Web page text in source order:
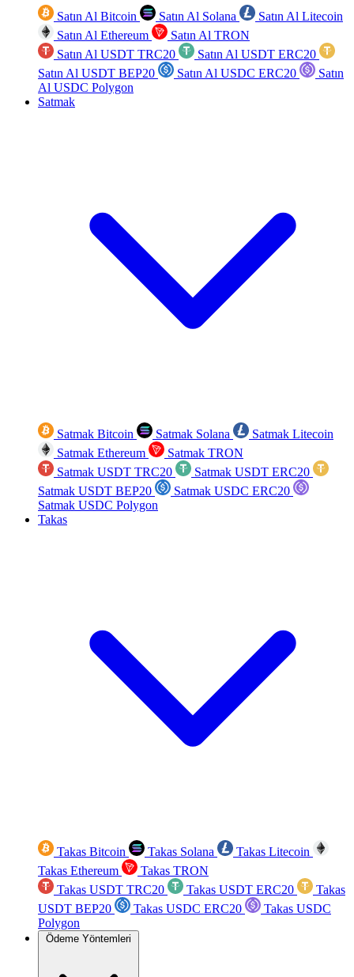
Satın Al Bitcoin Satın Al Solana
Satın Al Litecoin
Satın Al Ethereum
Satın Al TRON
Satın Al USDT TRC20
Satın Al USDT ERC20
Satın Al USDT BEP20
Satın Al USDC ERC20
Satın
Al USDC Polygon
Satmak
Satmak Bitcoin Satmak Solana
Satmak Litecoin
Satmak Ethereum
Satmak TRON
Satmak USDT TRC20
Satmak USDT ERC20
Satmak USDT BEP20
Satmak USDC ERC20
Satmak USDC Polygon
Takas
Takas Bitcoin Takas Solana
Takas Litecoin
Takas Ethereum
Takas TRON
Takas USDT TRC20
Takas USDT ERC20
Takas
USDT BEP20
Takas USDC ERC20
Takas USDC
Polygon
Ödeme Yöntemleri